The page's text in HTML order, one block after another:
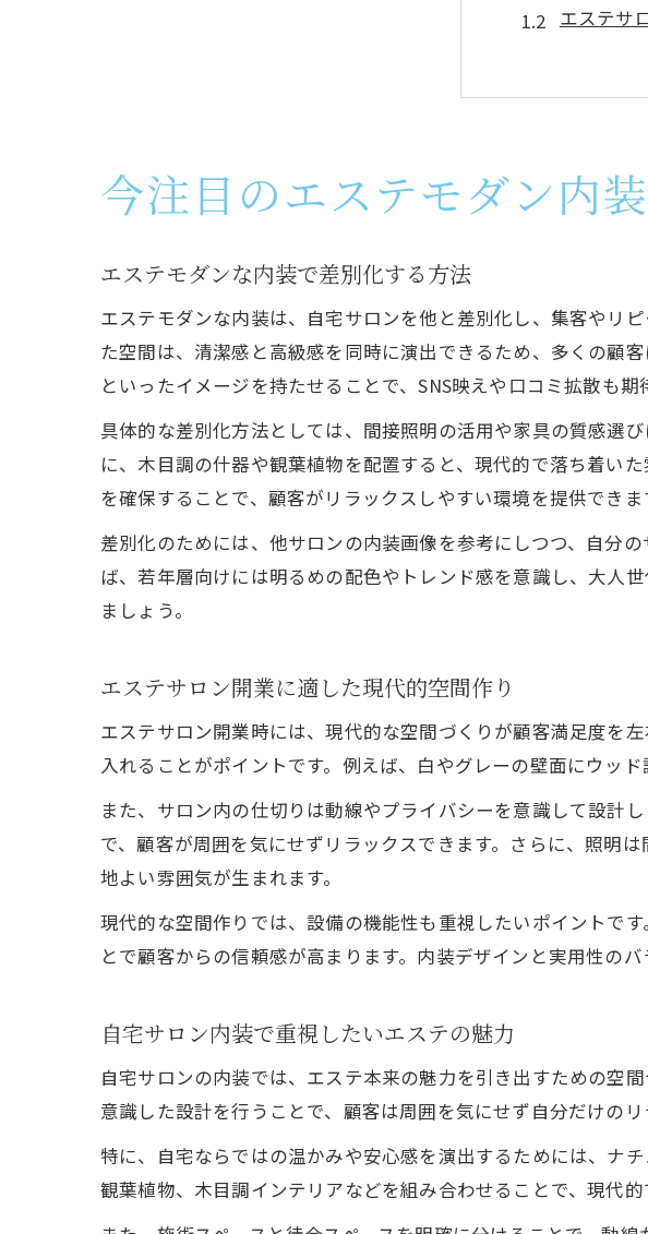
エステサ
自宅サロ
エステサ
おしゃれエス
エステサ
おしゃれ
エステ空
自宅エステを
エステサ
エステモ
エステ空
グレー配
ナチュラ
おしゃれ
グレー×
グレーイ
初回荒らし回
エステサ
初回荒ら
長く続くエス
エステサ
エステ空
自宅エス
今注目のエステモダン内
エステモダンな内装で差別化する方法
エステモダンな内装は、自宅サロンを他と差別化し、集客やリ
た空間は、清潔感と高級感を同時に演出できるため、多くの顧
といったイメージを持たせることで、SNS映えや口コミ拡散も期
具体的な差別化方法としては、間接照明の活用や家具の質感選
に、木目調の什器や観葉植物を配置すると、現代的で落ち着い
を確保することで、顧客がリラックスしやすい環境を提供できま
差別化のためには、他サロンの内装画像を参考にしつつ、自分
ば、若年層向けには明るめの配色やトレンド感を意識し、大人
ましょう。
エステサロン開業に適した現代的空間作り
エステサロン開業時には、現代的な空間づくりが顧客満足度を
入れることがポイントです。例えば、白やグレーの壁面にウッ
また、サロン内の仕切りは動線やプライバシーを意識して設計
で、顧客が周囲を気にせずリラックスできます。さらに、照明
地よい雰囲気が生まれます。
現代的な空間作りでは、設備の機能性も重視したいポイントで
とで顧客からの信頼感が高まります。内装デザインと実用性のバ
自宅サロン内装で重視したいエステの魅力
自宅サロンの内装では、エステ本来の魅力を引き出すための空
意識した設計を行うことで、顧客は周囲を気にせず自分だけの
特に、自宅ならではの温かみや安心感を演出するためには、ナ
観葉植物、木目調インテリアなどを組み合わせることで、現代